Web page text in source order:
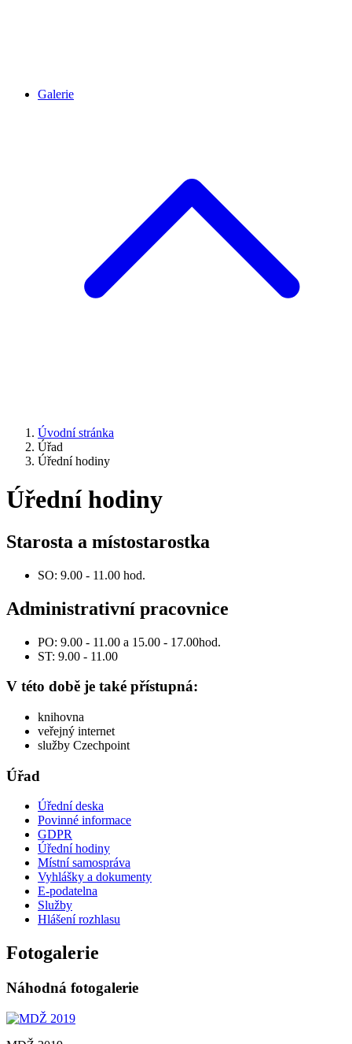
Galerie
Úvodní stránka
Úřad
Úřední hodiny
Úřední hodiny
Starosta a místostarostka
SO: 9.00 - 11.00 hod.
Administrativní pracovnice
PO: 9.00 - 11.00 a 15.00 - 17.00hod.
ST: 9.00 - 11.00
V této době je také přístupná:
knihovna
veřejný internet
služby Czechpoint
Úřad
Úřední deska
Povinné informace
GDPR
Úřední hodiny
Místní samospráva
Vyhlášky a dokumenty
E-podatelna
Služby
Hlášení rozhlasu
Fotogalerie
Náhodná fotogalerie